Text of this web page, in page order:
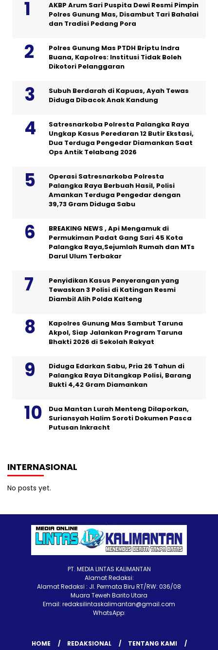
AKBP Arum Sari Puspita Dewi Resmi Pimpin
Polres Gunung Mas, Disambut Tari Bahalai
dan Tradisi Pedang Pora
Polres Gunung Mas PTDH Briptu Indra
Buana, Kapolres: Institusi Tidak Boleh
Dikotori Pelanggaran
Subuh Berdarah di Kapuas, Ayah Tewas
Diduga Dibacok Anak Kandung
Satresnarkoba Polresta Palangka Raya
Ungkap Kasus Peredaran 12 Butir Ekstasi,
Dua Terduga Pengedar Diamankan Saat
Ops Antik Telabang 2026
Operasi Satresnarkoba Polresta
Palangka Raya Berbuah Hasil, Polisi
Amankan Terduga Pengedar dengan
39,73 Gram Diduga Sabu
BREAKING NEWS , Api Mengamuk di
Permukiman Padat Gang Sari 45 Kota
Palangka Raya,Sejumlah Rumah dan MTs
Darul Ulum Terbakar
Penyidikan Kasus Penyerangan yang
Tewaskan 3 Polisi di Katingan Resmi
Diambil Alih Polda Kalteng
Kapolres Gunung Mas Sambut Taruna
Akpol, Siap Jalankan Program Taruna
Bhakti 2026 di Sekolah Rakyat
Diduga Edarkan Sabu, Pria 26 Tahun di
Palangka Raya Ditangkap Polisi, Barang
Bukti 4,42 Gram Diamankan
Dua Mantan Lurah Menteng Dilaporkan,
Suriansyah Halim Soroti Dokumen Pasca
Putusan Inkracht
INTERNASIONAL
No posts yet.
PT. MEDIA LINTAS KALIMANTAN
Alamat Redaksi:
Alamat Redaksi : Jl. Permata Biru RT/RW: 036/08
Muara Teweh Barito Utara
Email: redaksilintaskalimantan@gmail.com
WhatsApp:
HOME REDAKSIONAL TENTANG KAMI